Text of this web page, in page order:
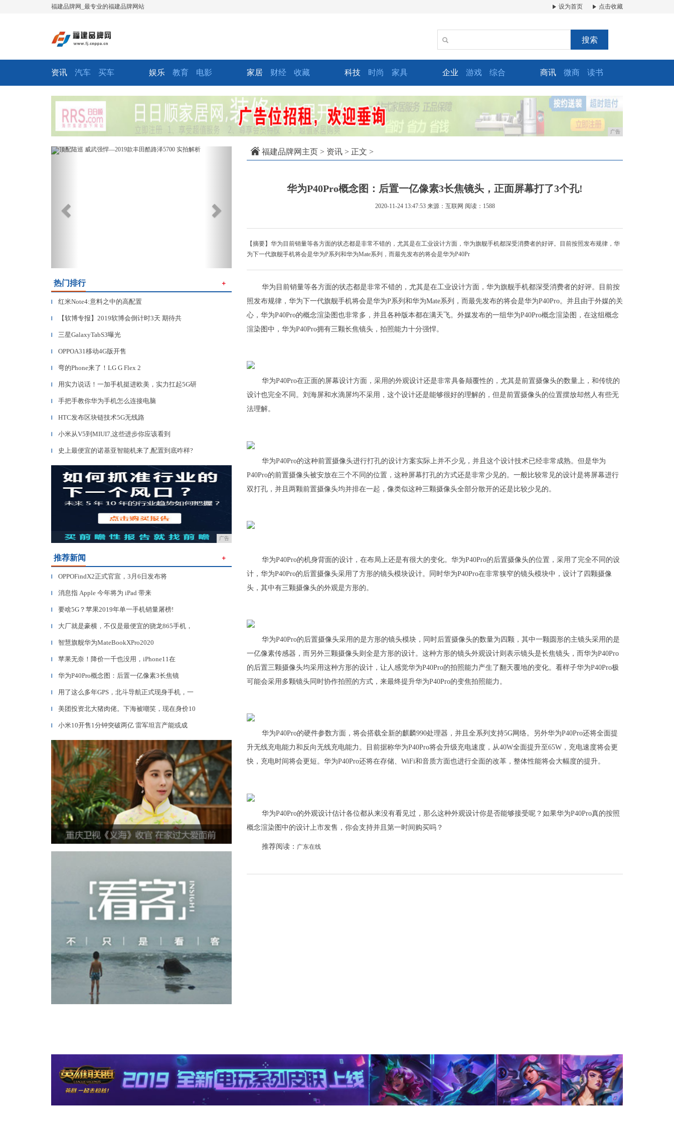
福建品牌网_最专业的福建品牌网站 设为首页 点击收藏
搜索
资讯 汽车 买车 娱乐 教育 电影 家居 财经 收藏 科技 时尚 家具 企业 游戏 综合 商讯 微商 读书
广告
Previous
热门排行 ＋
▎ 红米Note4:意料之中的高配置
▎ 【软博专报】2019软博会倒计时3天 期待共
▎ 三星GalaxyTabS3曝光
▎ OPPOA31移动4G版开售
▎ 弯的Phone来了！LG G Flex 2
▎ 用实力说话！一加手机挺进欧美，实力扛起5G研
▎ 手把手教你华为手机怎么连接电脑
▎ HTC发布区块链技术5G无线路
▎ 小米从V5到MIUI7,这些进步你应该看到
▎ 史上最便宜的诺基亚智能机来了,配置到底咋样?
广告
推荐新闻 ＋
▎ OPPOFindX2正式官宣，3月6日发布将
▎ 消息指 Apple 今年将为 iPad 带来
▎ 要啥5G？苹果2019年单一手机销量屠榜!
▎ 大厂就是豪横，不仅是最便宜的骁龙865手机，
▎ 智慧旗舰华为MateBookXPro2020
▎ 苹果无奈！降价一千也没用，iPhone11在
▎ 华为P40Pro概念图：后置一亿像素3长焦镜
▎ 用了这么多年GPS，北斗导航正式现身手机，一
▎ 美团投资北大猪肉佬。下海被嘲笑，现在身价10
▎ 小米10开售1分钟突破两亿 雷军坦言产能或成
福建品牌网主页 > 资讯 > 正文 >
华为P40Pro概念图：后置一亿像素3长焦镜头，正面屏幕打了3个孔!
2020-11-24 13:47:53 来源：互联网 阅读：1588
【摘要】华为目前销量等各方面的状态都是非常不错的，尤其是在工业设计方面，华为旗舰手机都深受消费者的好评。目前按照发布规律，华
为下一代旗舰手机将会是华为P系列和华为Mate系列，而最先发布的将会是华为P40Pr
华为目前销量等各方面的状态都是非常不错的，尤其是在工业设计方面，华为旗舰手机都深受消费者的好评。目前按
照发布规律，华为下一代旗舰手机将会是华为P系列和华为Mate系列，而最先发布的将会是华为P40Pro。并且由于外媒的关
心，华为P40Pro的概念渲染图也非常多，并且各种版本都在满天飞。外媒发布的一组华为P40Pro概念渲染图，在这组概念
渲染图中，华为P40Pro拥有三颗长焦镜头，拍照能力十分强悍。
华为P40Pro在正面的屏幕设计方面，采用的外观设计还是非常具备颠覆性的，尤其是前置摄像头的数量上，和传统的
设计也完全不同。刘海屏和水滴屏均不采用，这个设计还是能够很好的理解的，但是前置摄像头的位置摆放却然人有些无
法理解。
华为P40Pro的这种前置摄像头进行打孔的设计方案实际上并不少见，并且这个设计技术已经非常成熟。但是华为
P40Pro的前置摄像头被安放在三个不同的位置，这种屏幕打孔的方式还是非常少见的。一般比较常见的设计是将屏幕进行
双打孔，并且两颗前置摄像头均并排在一起，像类似这种三颗摄像头全部分散开的还是比较少见的。
华为P40Pro的机身背面的设计，在布局上还是有很大的变化。华为P40Pro的后置摄像头的位置，采用了完全不同的设
计，华为P40Pro的后置摄像头采用了方形的镜头模块设计。同时华为P40Pro在非常狭窄的镜头模块中，设计了四颗摄像
头，其中有三颗摄像头的外观是方形的。
华为P40Pro的后置摄像头采用的是方形的镜头模块，同时后置摄像头的数量为四颗，其中一颗圆形的主镜头采用的是
一亿像素传感器，而另外三颗摄像头则全是方形的设计。这种方形的镜头外观设计则表示镜头是长焦镜头，而华为P40Pro
的后置三颗摄像头均采用这种方形的设计，让人感觉华为P40Pro的拍照能力产生了翻天覆地的变化。看样子华为P40Pro极
可能会采用多颗镜头同时协作拍照的方式，来最终提升华为P40Pro的变焦拍照能力。
华为P40Pro的硬件参数方面，将会搭载全新的麒麟990处理器，并且全系列支持5G网络。另外华为P40Pro还将全面提
升无线充电能力和反向无线充电能力。目前据称华为P40Pro将会升级充电速度，从40W全面提升至65W，充电速度将会更
快，充电时间将会更短。华为P40Pro还将在存储、WiFi和音质方面也进行全面的改革，整体性能将会大幅度的提升。
华为P40Pro的外观设计估计各位都从来没有看见过，那么这种外观设计你是否能够接受呢？如果华为P40Pro真的按照
概念渲染图中的设计上市发售，你会支持并且第一时间购买吗？
推荐阅读： 广东在线